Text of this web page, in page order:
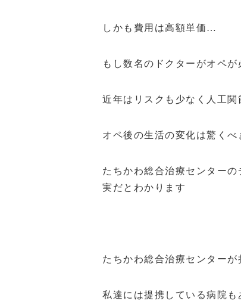
しかも費用は高額単価…
もし数名のドクターがオペ
近年はリスクも少なく人工
オペ後の生活の変化は驚くべ
たちかわ総合治療センター
実だとわかります
たちかわ総合治療センター
私達には提携している病院